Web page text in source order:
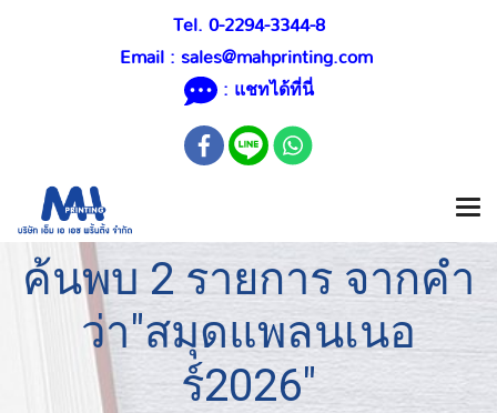
Tel. 0-2294-3344-8
Email : sales@mahprinting.com
: แชทได้ที่นี่
ค้นพบ 2 รายการ จากคำ
ว่า"สมุดแพลนเนอ
ร์2026"